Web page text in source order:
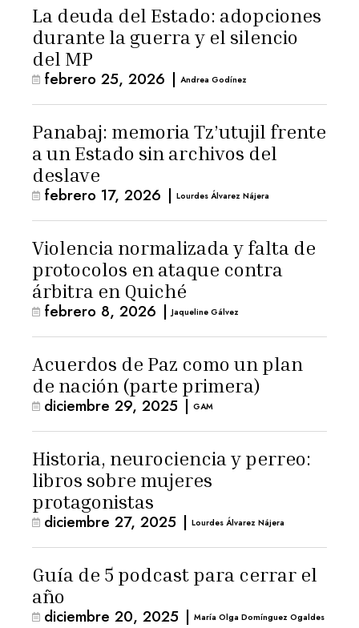
La deuda del Estado: adopciones
durante la guerra y el silencio
del MP
febrero 25, 2026 | Andrea Godínez
Panabaj: memoria Tz’utujil frente
a un Estado sin archivos del
deslave
febrero 17, 2026 | Lourdes Álvarez Nájera
Violencia normalizada y falta de
protocolos en ataque contra
árbitra en Quiché
febrero 8, 2026 | Jaqueline Gálvez
Acuerdos de Paz como un plan
de nación (parte primera)
diciembre 29, 2025 | GAM
Historia, neurociencia y perreo:
libros sobre mujeres
protagonistas
diciembre 27, 2025 | Lourdes Álvarez Nájera
Guía de 5 podcast para cerrar el
año
diciembre 20, 2025 | María Olga Domínguez Ogaldes